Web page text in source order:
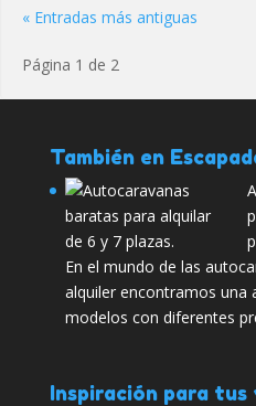
« Entradas más antiguas
Página 1 de 2
También en
En el mundo de las
alquiler encontramos una
modelos con diferentes
Inspiración para tus